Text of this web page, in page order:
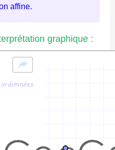
affine.
graphique :